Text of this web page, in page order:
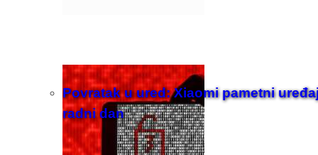
Povratak u ured: Xiaomi pametni
radni dan